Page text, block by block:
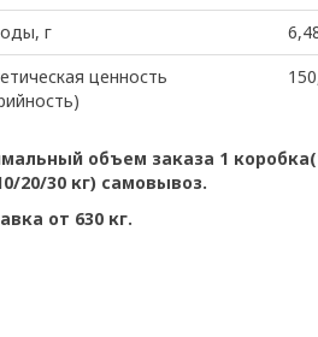
г
ценность
объем заказа 1
20/30 кг) самовывоз.
от 630 кг.